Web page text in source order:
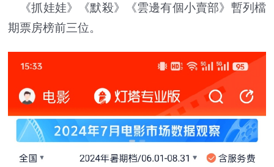
《抓娃娃》《默殺》《雲邊有個小賣部》暫列檔
期票房榜前三位。